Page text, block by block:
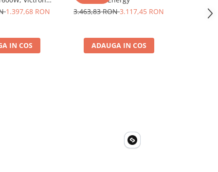
auto, panouri
1.397,68 RON
IN COS
3.463,83 RON3.117,45 RON
ADAUGA IN COS